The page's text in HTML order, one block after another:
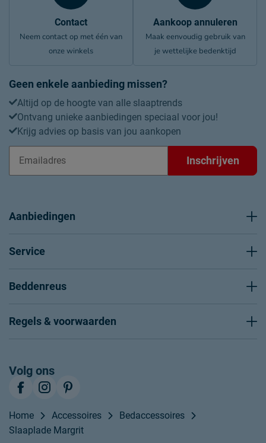
Contact
Neem contact op met één van
onze winkels
Aankoop annuleren
Maak eenvoudig gebruik van
je wettelijke bedenktijd
Geen enkele aanbieding missen?
Altijd op de hoogte van alle slaaptrends
Ontvang unieke aanbiedingen speciaal voor jou!
Krijg advies op basis van jou aankopen
Inschrijven
Aanbiedingen
Service
Beddenreus
Regels & voorwaarden
Volg ons
Home Accessoires
Bedaccessoires
Slaaplade Margrit